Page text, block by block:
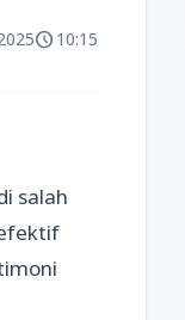
schedule10:15
salah